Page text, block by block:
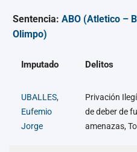
Sentencia:ABO (Atletico –
Olimpo)
Imputado Delitos
UBALLES,
Eufemio
Jorge
Privación
de deber de
amenazas,